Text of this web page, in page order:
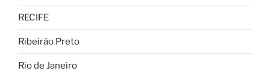
RECIFE
Ribeirão Preto
Rio de Janeiro